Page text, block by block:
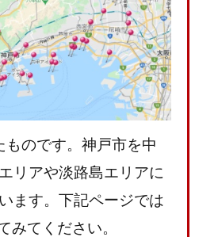
のです。神戸市を中
リアや淡路島エリアに
ます。下記ページでは
てください。